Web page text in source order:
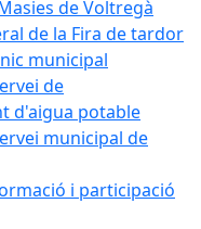
de Voltregà
de la Fira de tardor
municipal
de
d'aigua potable
municipal de
i participació